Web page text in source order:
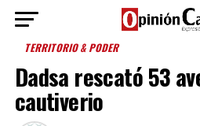
TERRITORIO & PODER
Dadsa rescató 53
cautiverio